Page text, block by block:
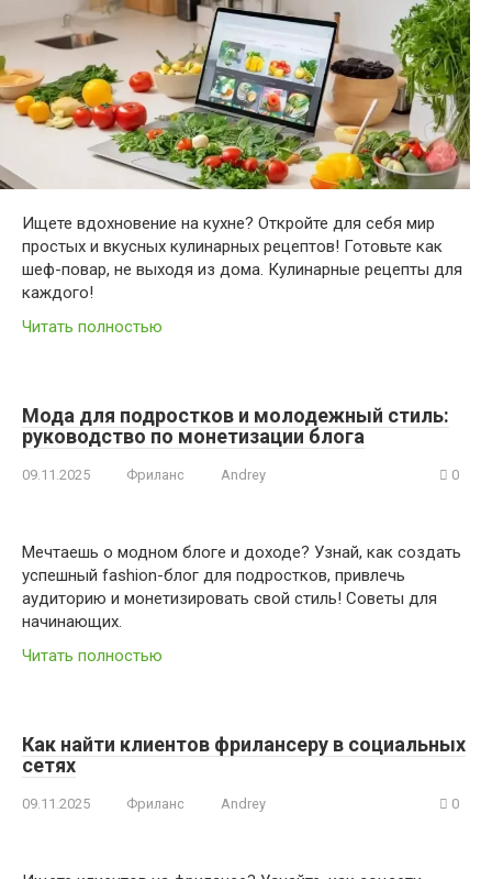
Ищете вдохновение на кухне? Откройте для себя мир
простых и вкусных кулинарных рецептов! Готовьте как
шеф-повар, не выходя из дома. Кулинарные рецепты для
каждого!
Читать полностью
Мода для подростков и молодежный стиль:
руководство по монетизации блога
09.11.2025 Фриланс Andrey 0
Мечтаешь о модном блоге и доходе? Узнай, как создать
успешный fashion-блог для подростков, привлечь
аудиторию и монетизировать свой стиль! Советы для
начинающих.
Читать полностью
Как найти клиентов фрилансеру в социальных
сетях
09.11.2025 Фриланс Andrey 0